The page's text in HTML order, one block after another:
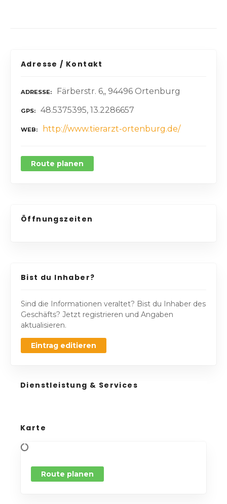
Adresse / Kontakt
ADRESSE Färberstr. 6,, 94496 Ortenburg
GPS 48.5375395, 13.2286657
WEB http://www.tierarzt-ortenburg.de/
Route planen
Öffnungszeiten
Bist du Inhaber?
Sind die Informationen veraltet? Bist du Inhaber des
Geschäfts? Jetzt registrieren und Angaben
aktualisieren.
Eintrag editieren
Dienstleistung & Services
Karte
Route planen